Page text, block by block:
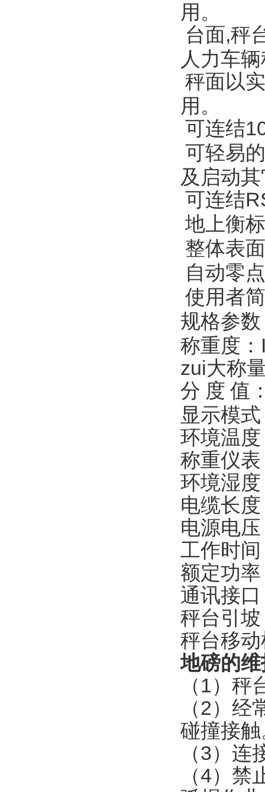
用。
台面,秤
人力车
秤面以
用。
可连结
可轻易
及启动
可连结
地上衡
整体表
自动零
使用者
规格参
称重度：
zui大称
分 度 值
显示模
环境温
称重仪
环境湿
电缆长
电源电
工作时
额定功
通讯接
秤台引
秤台移
地磅的
（1）秤
（2）经
碰撞接
（3）连
（4）禁